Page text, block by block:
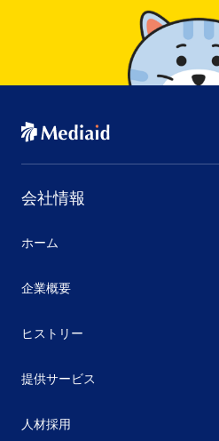
会社情報
ホーム
企業概要
ヒストリー
提供サービス
人材採用